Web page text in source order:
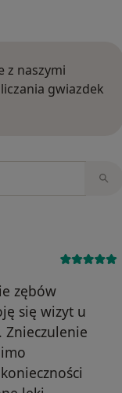
z naszymi
gwiazdek
zębów
się wizyt u